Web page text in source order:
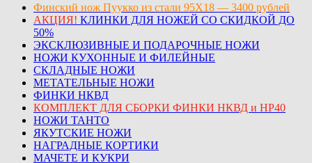
Финский нож Пуукко из стали 95Х18 — 3400 рублей
АКЦИЯ! КЛИНКИ ДЛЯ НОЖЕЙ СО СКИДКОЙ ДО
50%
ЭКСКЛЮЗИВНЫЕ И ПОДАРОЧНЫЕ НОЖИ
НОЖИ КУХОННЫЕ И ФИЛЕЙНЫЕ
СКЛАДНЫЕ НОЖИ
МЕТАТЕЛЬНЫЕ НОЖИ
ФИНКИ НКВД
КОМПЛЕКТ ДЛЯ СБОРКИ ФИНКИ НКВД и НР40
НОЖИ ТАНТО
ЯКУТСКИЕ НОЖИ
НАГРАДНЫЕ КОРТИКИ
МАЧЕТЕ И КУКРИ